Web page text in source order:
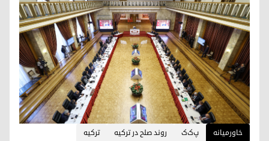
خاورمیانه پ‌ک‌ک روند صلح در ترکیه ترکیه